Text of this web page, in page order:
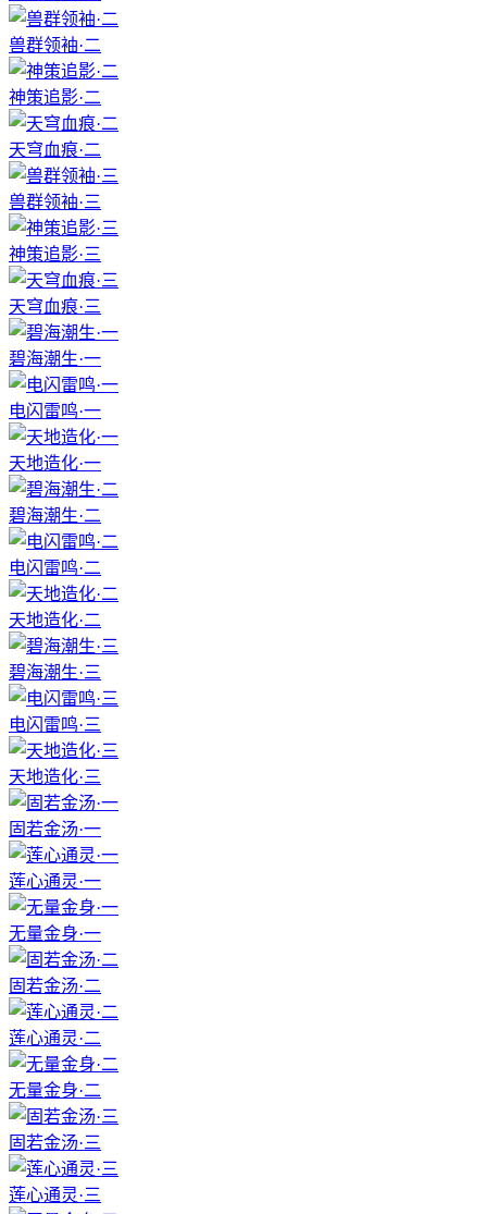
兽群领袖·二
神策追影·二
天穹血痕·二
兽群领袖·三
神策追影·三
天穹血痕·三
碧海潮生·一
电闪雷鸣·一
天地造化·一
碧海潮生·二
电闪雷鸣·二
天地造化·二
碧海潮生·三
电闪雷鸣·三
天地造化·三
固若金汤·一
莲心通灵·一
无量金身·一
固若金汤·二
莲心通灵·二
无量金身·二
固若金汤·三
莲心通灵·三